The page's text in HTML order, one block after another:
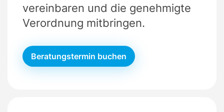
vereinbaren und die genehmigte
Verordnung mitbringen.
Beratungstermin buchen